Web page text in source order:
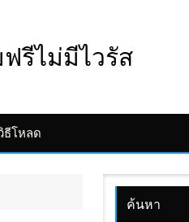
ฟรีไม่มีไวรัส
ธีโหลด
ค้นหา